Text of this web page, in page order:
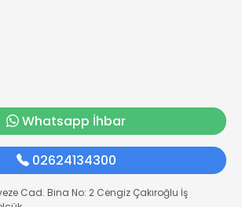
Whatsapp İhbar
02624134300
Cad. Bina No: 2 Cengiz Çakıroğlu İş